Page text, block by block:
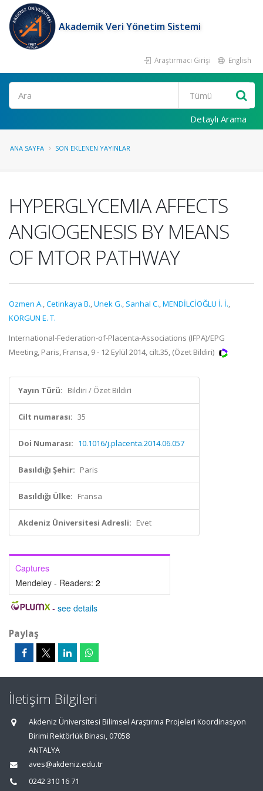
Akademik Veri Yönetim Sistemi
Araştırmacı Girişi English
Ara
Detaylı Arama
ANA SAYFA SON EKLENEN YAYINLAR
HYPERGLYCEMIA AFFECTS
ANGIOGENESIS BY MEANS
OF MTOR PATHWAY
Ozmen A.,Cetinkaya B.,Unek G., Sanhal C.,MENDİLCİOĞLU İ. İ.,
KORGUN E. T.
International-Federation-of-Placenta-Associations (IFPA)/EPG
Meeting, Paris, Fransa, 9 - 12 Eylül 2014, cilt.35, (Özet Bildiri)
Yayın Türü: Bildiri / Özet Bildiri
Cilt numarası: 35
Doi Numarası: 10.1016/j.placenta.2014.06.057
Basıldığı Şehir: Paris
Basıldığı Ülke: Fransa
Akdeniz Üniversitesi Adresli: Evet
Captures
Mendeley - Readers: 2
- see details
Paylaş
İletişim Bilgileri
Akdeniz Üniversitesi Bilimsel Araştırma Projeleri Koordinasyon
Birimi Rektörlük Binası, 07058
ANTALYA
aves@akdeniz.edu.tr
0242 310 16 71